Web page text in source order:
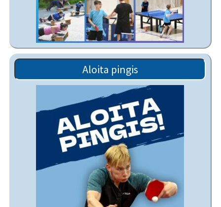
Aloita pingis